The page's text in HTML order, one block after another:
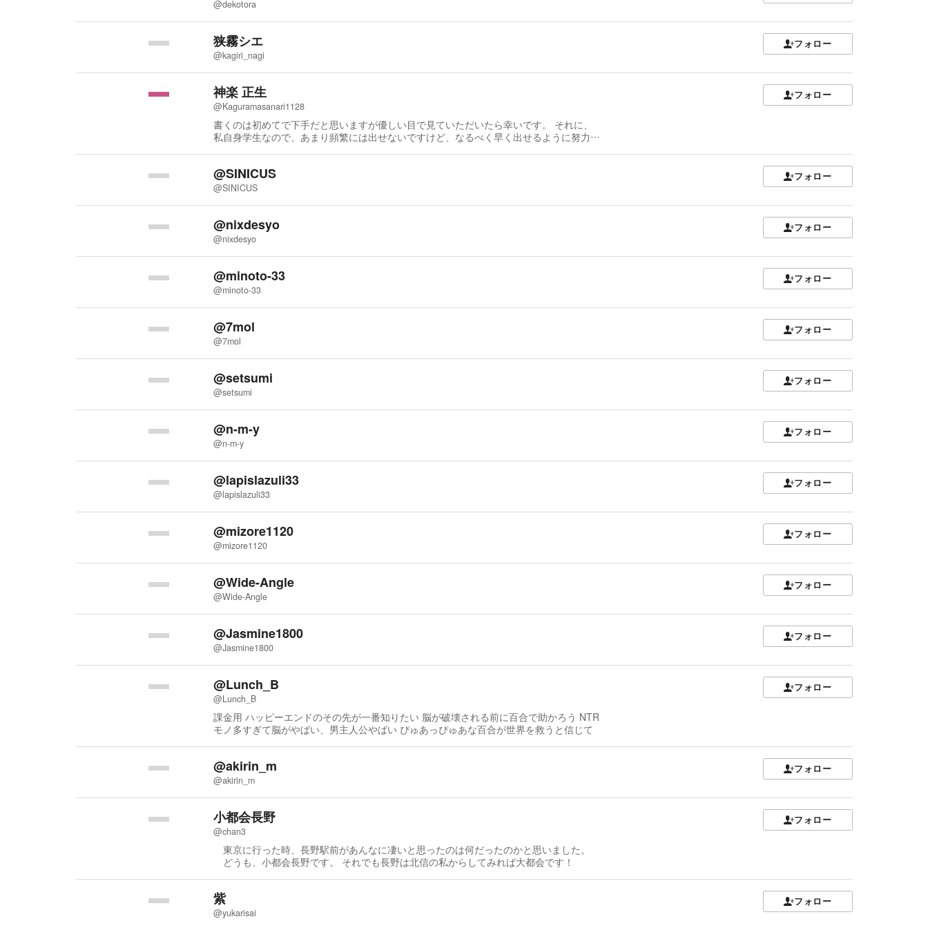
@dekotora
狭霧シエ
@kagiri_nagi
フォロー
神楽 正生
@Kaguramasanari1128
書くのは初めてで下手だと思いますが優しい目で見ていただいたら幸いです。 それに、
私自身学生なので、あまり頻繁には出せないですけど、なるべく早く出せるように努力し
フォロー
@SINICUS
@SINICUS
フォロー
@nixdesyo
@nixdesyo
フォロー
@minoto-33
@minoto-33
フォロー
@7mol
@7mol
フォロー
@setsumi
@setsumi
フォロー
@n-m-y
@n-m-y
フォロー
@lapislazuli33
@lapislazuli33
フォロー
@mizore1120
@mizore1120
フォロー
@Wide-Angle
@Wide-Angle
フォロー
@Jasmine1800
@Jasmine1800
フォロー
@Lunch_B
@Lunch_B
課金用 ハッピーエンドのその先が一番知りたい 脳が破壊される前に百合で助かろう NTR
モノ多すぎて脳がやばい、男主人公やばい ぴゅあっぴゅあな百合が世界を救うと信じて
フォロー
@akirin_m
@akirin_m
フォロー
小都会長野
@chan3
東京に行った時、長野駅前があんなに凄いと思ったのは何だったのかと思いました。
どうも、小都会長野です。 それでも長野は北信の私からしてみれば大都会です！
フォロー
紫
@yukarisai
フォロー